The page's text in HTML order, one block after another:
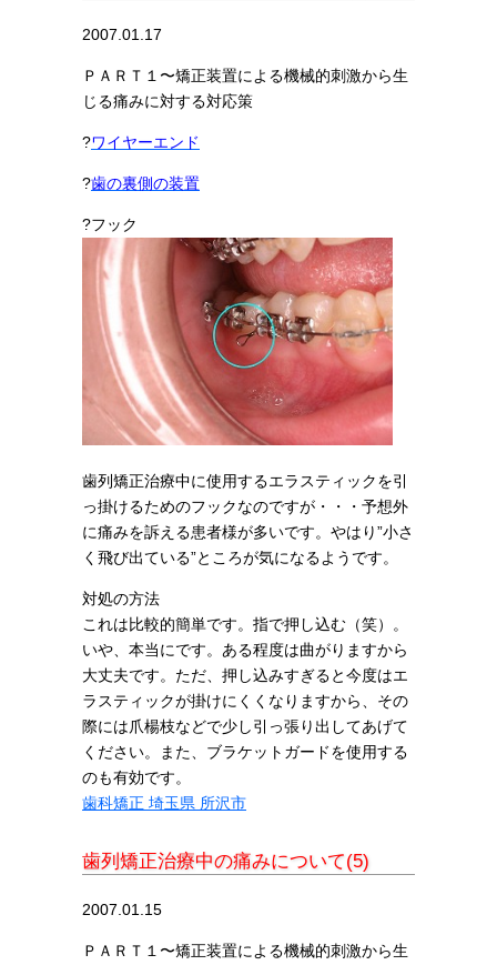
2007.01.17
ＰＡＲＴ１〜矯正装置による機械的刺激から生
じる痛みに対する対応策
?ワイヤーエンド
?歯の裏側の装置
?フック
歯列矯正治療中に使用するエラスティックを引
っ掛けるためのフックなのですが・・・予想外
に痛みを訴える患者様が多いです。やはり”小さ
く飛び出ている”ところが気になるようです。
対処の方法
これは比較的簡単です。指で押し込む（笑）。
いや、本当にです。ある程度は曲がりますから
大丈夫です。ただ、押し込みすぎると今度はエ
ラスティックが掛けにくくなりますから、その
際には爪楊枝などで少し引っ張り出してあげて
ください。また、ブラケットガードを使用する
のも有効です。
歯科矯正 埼玉県 所沢市
歯列矯正治療中の痛みについて(5)
2007.01.15
ＰＡＲＴ１〜矯正装置による機械的刺激から生